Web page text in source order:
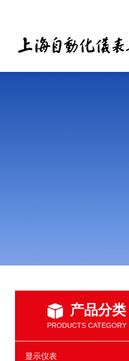
产品分类
PRODUCTS CATEGORY
显示仪表